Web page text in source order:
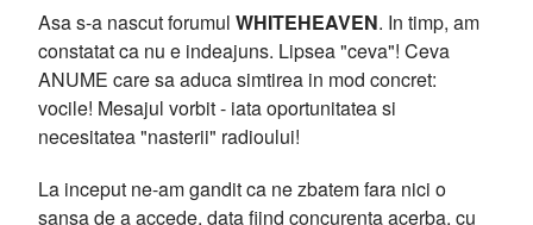
Asa s-a nascut forumul WHITEHEAVEN. In timp, am
constatat ca nu e indeajuns. Lipsea "ceva"! Ceva
ANUME care sa aduca simtirea in mod concret:
vocile! Mesajul vorbit - iata oportunitatea si
necesitatea "nasterii" radioului!
La inceput ne-am gandit ca ne zbatem fara nici o
sansa de a accede, data fiind concurenta acerba, cu